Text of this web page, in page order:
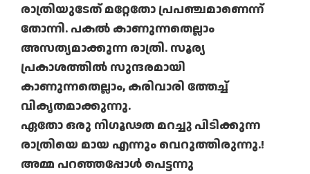
രാത്രിയുടേത് മറ്റേതോ പ്രപഞ്ചമാണെന്ന്
തോന്നി. പകൽ കാണുന്നതെല്ലാം
അസത്യമാക്കുന്ന രാത്രി. സൂര്യ
പ്രകാശത്തിൽ സുന്ദരമായി
കാണുന്നതെല്ലാം, കരിവാരി ത്തേച്ച്
വികൃതമാക്കുന്നു.
ഏതോ ഒരു നിഗൂഢത മറച്ചു പിടിക്കുന്ന
രാത്രിയെ മായ എന്നും വെറുത്തിരുന്നു.!
അമ്മ പറഞ്ഞപ്പോൾ പെട്ടന്നു